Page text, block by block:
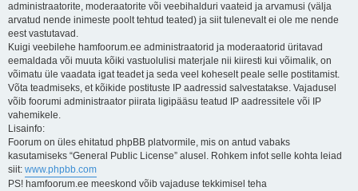
administraatorite, moderaatorite või veebihalduri vaateid ja arvamusi (välja
arvatud nende inimeste poolt tehtud teated) ja siit tulenevalt ei ole me nende
eest vastutavad.
Kuigi veebilehe hamfoorum.ee administraatorid ja moderaatorid üritavad
eemaldada või muuta kõiki vastuolulisi materjale nii kiiresti kui võimalik, on
võimatu üle vaadata igat teadet ja seda veel koheselt peale selle postitamist.
Võta teadmiseks, et kõikide postituste IP aadressid salvestatakse. Vajadusel
võib foorumi administraator piirata ligipääsu teatud IP aadressitele või IP
vahemikele.
Lisainfo:
Foorum on üles ehitatud phpBB platvormile, mis on antud vabaks
kasutamiseks “General Public License” alusel. Rohkem infot selle kohta leiad
siit: www.phpbb.com
PS! hamfoorum.ee meeskond võib vajaduse tekkimisel teha